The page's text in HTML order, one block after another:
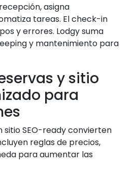
asigna
tareas. El check-in
y errores. Lodgy suma
y mantenimiento para
y sitio
para
sitio SEO-ready convierten
reglas de precios,
para aumentar las